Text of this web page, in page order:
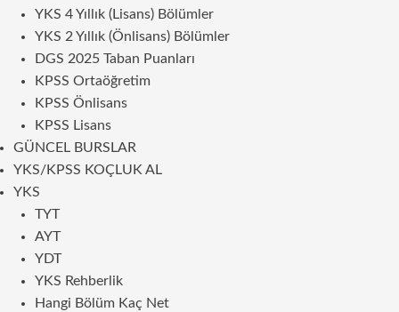
YKS 4 Yıllık (Lisans) Bölümler
YKS 2 Yıllık (Önlisans) Bölümler
DGS 2025 Taban Puanları
KPSS Ortaöğretim
KPSS Önlisans
KPSS Lisans
GÜNCEL BURSLAR
YKS/KPSS KOÇLUK AL
YKS
TYT
AYT
YDT
YKS Rehberlik
Hangi Bölüm Kaç Net